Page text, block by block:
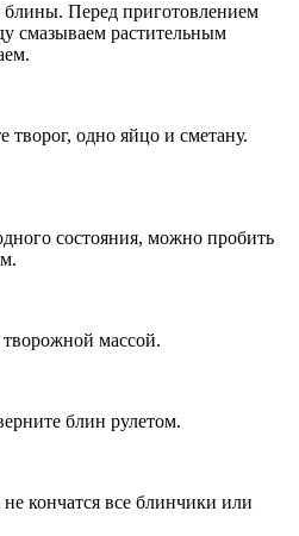
блины. Перед приготовлением
смазываем растительным
творог, одно яйцо и сметану.
состояния, можно пробить
массой.
блин рулетом.
кончатся все блинчики или